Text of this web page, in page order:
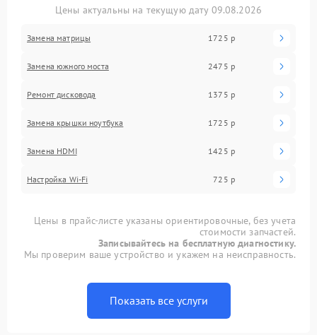
Цены актуальны на текущую дату 09.08.2026
Замена матрицы 1725 р
Замена южного моста 2475 р
Ремонт дисковода 1375 р
Замена крышки ноутбука 1725 р
Замена HDMI 1425 р
Настройка Wi-Fi 725 р
Цены в прайс-листе указаны ориентировочные, без учета
стоимости запчастей.
Записывайтесь на бесплатную диагностику.
Мы проверим ваше устройство и укажем на неисправность.
Показать все услуги